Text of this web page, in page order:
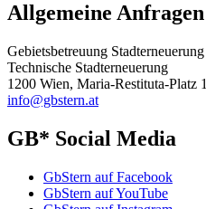
Allgemeine Anfragen
Gebietsbetreuung Stadterneuerung
Technische Stadterneuerung
1200 Wien, Maria-Restituta-Platz 1
info@gbstern.at
GB* Social Media
GbStern auf Facebook
GbStern auf YouTube